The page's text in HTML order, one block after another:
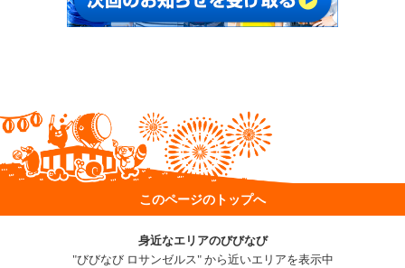
このページのトップへ
身近なエリアのびびなび
"びびなび ロサンゼルス" から近いエリアを表示中